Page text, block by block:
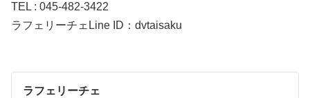
TEL : 045-482-3422
ラフェリーチェLine ID：dvtaisaku
ラフェリーチェ